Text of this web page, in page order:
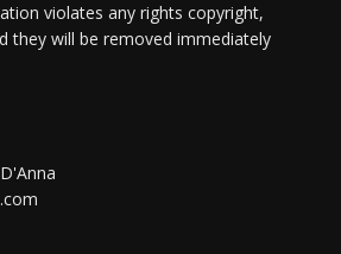
violates any rights copyright,
they will be removed immediately